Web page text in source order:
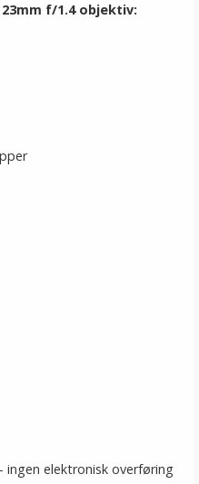
f/1.4 objektiv:
elektronisk overføring